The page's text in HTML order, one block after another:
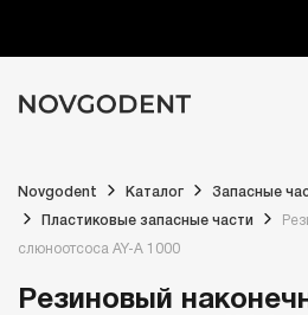
Novgodent Каталог Запасные
Пластиковые запасные части
слюноотсоса AY-A 1000
Резиновый